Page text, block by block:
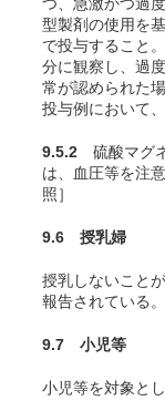
型製剤の使用を
で投与すること
分に観察し、過
常が認められた
投与例において
9.5.2 硫酸マグ
は、血圧等を注
照］
9.6 授乳婦
授乳しないこと
報告されている。
9.7 小児等
小児等を対象と